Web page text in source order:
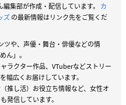
編集部が作成・配信しています。 カ
ズの最新情報はリンク先をご覧くだ
ツや、声優・舞台・俳優などの情
ん」。
ラクター作品、VTuberなどストリー
幅広くお届けしています。
推し活）お役立ち情報など、女性オ
発信しています。